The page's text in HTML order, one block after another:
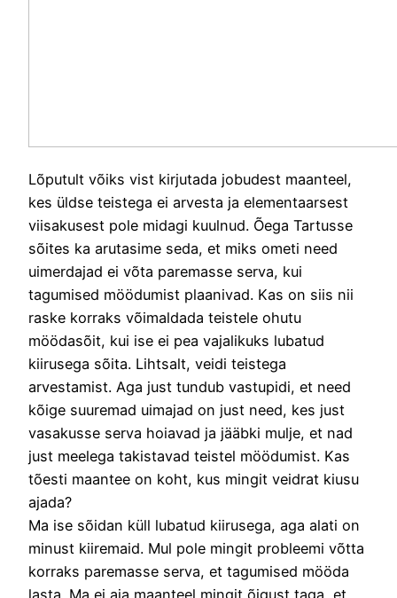
Lõputult võiks vist kirjutada jobudest maanteel,
kes üldse teistega ei arvesta ja elementaarsest
viisakusest pole midagi kuulnud. Õega Tartusse
sõites ka arutasime seda, et miks ometi need
uimerdajad ei võta paremasse serva, kui
tagumised möödumist plaanivad. Kas on siis nii
raske korraks võimaldada teistele ohutu
möödasõit, kui ise ei pea vajalikuks lubatud
kiirusega sõita. Lihtsalt, veidi teistega
arvestamist. Aga just tundub vastupidi, et need
kõige suuremad uimajad on just need, kes just
vasakusse serva hoiavad ja jääbki mulje, et nad
just meelega takistavad teistel möödumist. Kas
tõesti maantee on koht, kus mingit veidrat kiusu
ajada?
Ma ise sõidan küll lubatud kiirusega, aga alati on
minust kiiremaid. Mul pole mingit probleemi võtta
korraks paremasse serva, et tagumised mööda